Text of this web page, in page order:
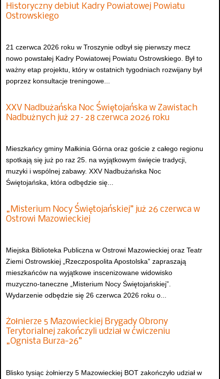
Historyczny debiut Kadry Powiatowej Powiatu
Ostrowskiego
21 czerwca 2026 roku w Troszynie odbył się pierwszy mecz
nowo powstałej Kadry Powiatowej Powiatu Ostrowskiego. Był to
ważny etap projektu, który w ostatnich tygodniach rozwijany był
poprzez konsultacje treningowe...
XXV Nadbużańska Noc Świętojańska w Zawistach
Nadbużnych już 27–28 czerwca 2026 roku
Mieszkańcy gminy Małkinia Górna oraz goście z całego regionu
spotkają się już po raz 25. na wyjątkowym święcie tradycji,
muzyki i wspólnej zabawy. XXV Nadbużańska Noc
Świętojańska, która odbędzie się...
„Misterium Nocy Świętojańskiej” już 26 czerwca w
Ostrowi Mazowieckiej
Miejska Biblioteka Publiczna w Ostrowi Mazowieckiej oraz Teatr
Ziemi Ostrowskiej „Rzeczpospolita Apostolska” zapraszają
mieszkańców na wyjątkowe inscenizowane widowisko
muzyczno-taneczne „Misterium Nocy Świętojańskiej”.
Wydarzenie odbędzie się 26 czerwca 2026 roku o...
Żołnierze 5 Mazowieckiej Brygady Obrony
Terytorialnej zakończyli udział w ćwiczeniu
„Ognista Burza-26”
Blisko tysiąc żołnierzy 5 Mazowieckiej BOT zakończyło udział w